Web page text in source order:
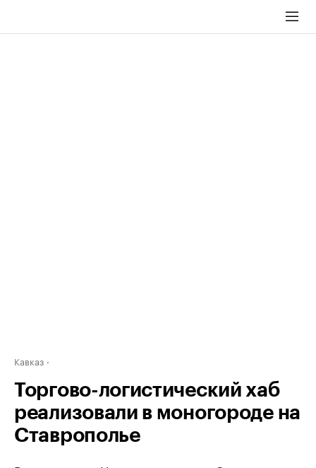
Кавказ
Торгово-логистический хаб
реализовали в моногороде на
Ставрополье